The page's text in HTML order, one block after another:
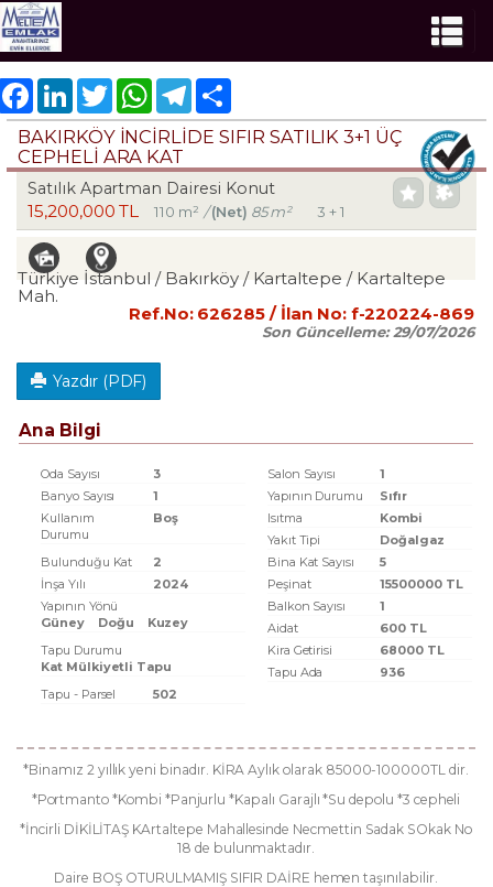
FacebookLinkedInTwitter WhatsAppTelegram
BAKIRKÖY İNCİRLİDE SIFIR SATILIK 3+1 ÜÇ
CEPHELİ ARA KAT
Satılık Apartman Dairesi Konut
15,200,000 TL 110 m² /(Net) 85 m² 3 + 1
Türkiye İstanbul / Bakırköy/ Kartaltepe / Kartaltepe
Mah.
Ref.No: 626285 / İlan No: f-220224-869
Son Güncelleme:29/07/2026
Yazdır (PDF)
Ana Bilgi
Oda Sayısı 3 Salon Sayısı
1
Banyo Sayısı
1 Yapının Durumu
Sıfır
Kullanım
Durumu
Boş Isıtma
Kombi
Yakıt Tipi
Doğalgaz
Bulunduğu Kat
2 Bina Kat Sayısı
5
İnşa Yılı
2024 Peşinat
15500000 TL
Yapının Yönü
Güney
Doğu Kuzey
Balkon Sayısı
1
Aidat
600 TL
Tapu Durumu
Kat Mülkiyetli Tapu
Kira Getirisi
68000 TL
Tapu Ada
936
Tapu - Parsel
502
*Binamız 2 yıllık yeni binadır. KİRA Aylık olarak 85000-100000TL dir.
*Portmanto *Kombi *Panjurlu *Kapalı Garajlı *Su depolu *3 cepheli
*İncirli DİKİLİTAŞ KArtaltepe Mahallesinde Necmettin Sadak SOkak No
18 de bulunmaktadır.
Daire BOŞ OTURULMAMIŞ SIFIR DAİRE hemen taşınılabilir.